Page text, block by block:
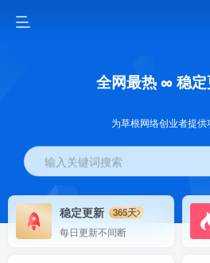
全网最热 ∞ 稳
为草根网络创业者提供
输入关键词搜索
稳定更新
365天
每日更新不间断